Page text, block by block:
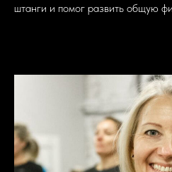
штанги и помог развить общую